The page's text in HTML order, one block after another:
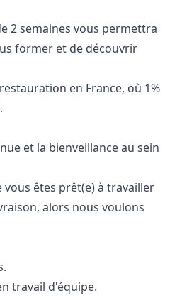
2 semaines vous permettra
former et de découvrir
en France, où 1%
et la bienveillance au sein
vous êtes prêt(e) à travailler
alors nous voulons
travail d'équipe.